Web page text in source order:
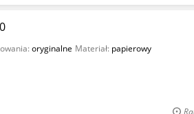
oryginalne Materiał: papierowy